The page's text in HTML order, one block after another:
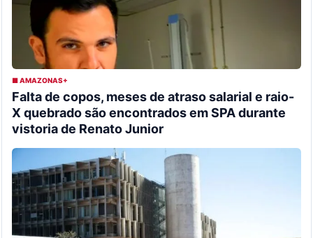
■ AMAZONAS+
Falta de copos, meses de atraso salarial e raio-
X quebrado são encontrados em SPA durante
vistoria de Renato Junior